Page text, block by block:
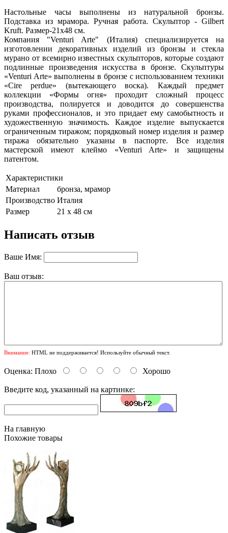
Настольные часы выполнены из натуральной бронзы.
Подставка из мрамора. Ручная работа. Скульптор - Gilbert
Kruft. Размер-21х48 см.
Компания "Venturi Arte" (Италия) специализируется на
изготовлении декоративных изделий из бронзы и стекла
мурано от всемирно известных скульпторов, которые создают
подлинные произведения искусства в бронзе. Скульптуры
«Venturi Arte» выполнены в бронзе с использованием техники
«Сire perdue» (вытекающего воска). Каждый предмет
коллекции «Формы огня» проходит сложный процесс
производства, полируется и доводится до совершенства
руками профессионалов, и это придает ему самобытность и
художественную значимость. Каждое изделие выпускается
ограниченным тиражом; порядковый номер изделия и размер
тиража обязательно указаны в паспорте. Все изделия
мастерской имеют клеймо «Venturi Arte» и защищены
патентом.
Характеристики
Материал
бронза, мрамор
Производство Италия
Размер
21 х 48 см
Написать отзыв
Ваше Имя:
Ваш отзыв:
Внимание: HTML не поддерживается! Используйте обычный текст.
Оценка: Плохо Хорошо
Введите код, указанный на картинке:
На главную
Похожие товары